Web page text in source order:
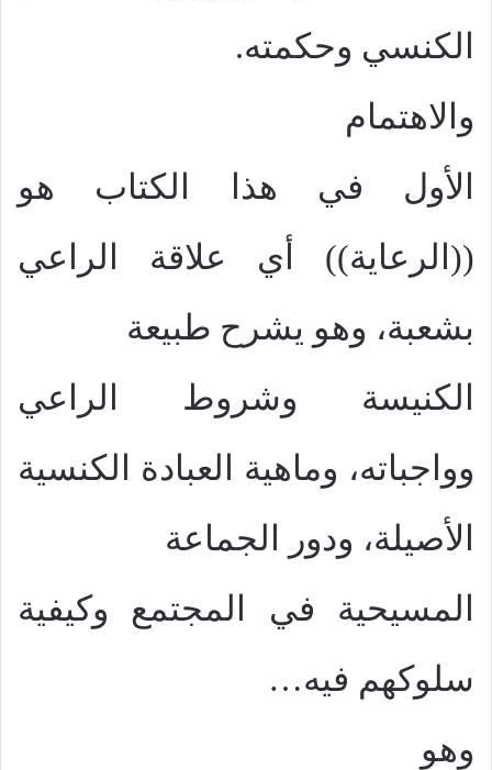
الكنسي وحكمته.
والاهتمام
الأول في هذا الكتاب هو
((الرعاية)) أي علاقة الراعي
بشعبة، وهو يشرح طبيعة
الكنيسة وشروط الراعي
وواجباته، وماهية العبادة الكنسية
الأصيلة، ودور الجماعة
المسيحية في المجتمع وكيفية
سلوكهم فيه…
وهو